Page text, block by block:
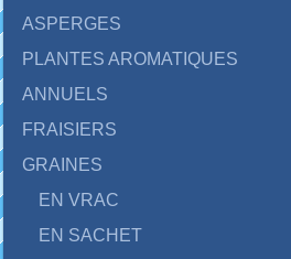
ASPERGES
PLANTES AROMATIQUES
ANNUELS
FRAISIERS
GRAINES
EN VRAC
EN SACHET